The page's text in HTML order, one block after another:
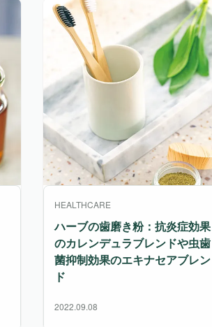
HEALTHCARE
ハーブの歯磨き粉：抗炎症効果
のカレンデュラブレンドや虫歯
菌抑制効果のエキナセアブレン
ド
2022.09.08